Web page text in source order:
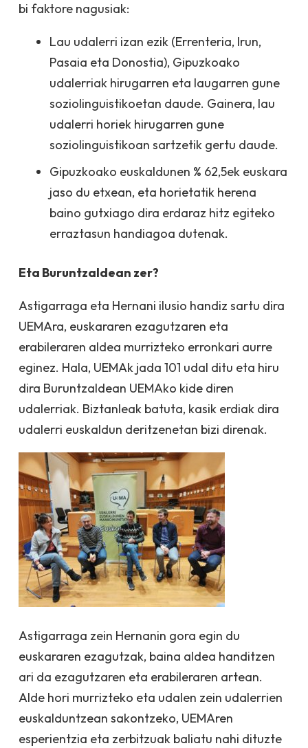
bi faktore nagusiak:
Lau udalerri izan ezik (Errenteria, Irun,
Pasaia eta Donostia), Gipuzkoako
udalerriak hirugarren eta laugarren gune
soziolinguistikoetan daude. Gainera, lau
udalerri horiek hirugarren gune
soziolinguistikoan sartzetik gertu daude.
Gipuzkoako euskaldunen % 62,5ek euskara
jaso du etxean, eta horietatik herena
baino gutxiago dira erdaraz hitz egiteko
erraztasun handiagoa dutenak.
Eta Buruntzaldean zer?
Astigarraga eta Hernani ilusio handiz sartu dira
UEMAra, euskararen ezagutzaren eta
erabileraren aldea murrizteko erronkari aurre
eginez. Hala, UEMAk jada 101 udal ditu eta hiru
dira Buruntzaldean UEMAko kide diren
udalerriak. Biztanleak batuta, kasik erdiak dira
udalerri euskaldun deritzenetan bizi direnak.
Astigarraga zein Hernanin gora egin du
euskararen ezagutzak, baina aldea handitzen
ari da ezagutzaren eta erabileraren artean.
Alde hori murrizteko eta udalen zein udalerrien
euskalduntzean sakontzeko, UEMAren
esperientzia eta zerbitzuak baliatu nahi dituzte